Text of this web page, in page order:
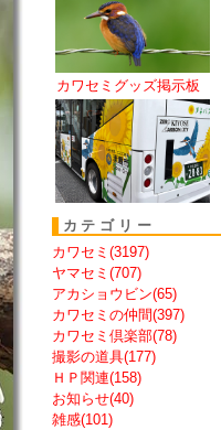
カワセミグッズ掲示板
カテゴリー
カワセミ(3197)
ヤマセミ(707)
アカショウビン(65)
カワセミの仲間(397)
カワセミ倶楽部(78)
撮影の道具(177)
ＨＰ関連(158)
お知らせ(40)
雑感(101)